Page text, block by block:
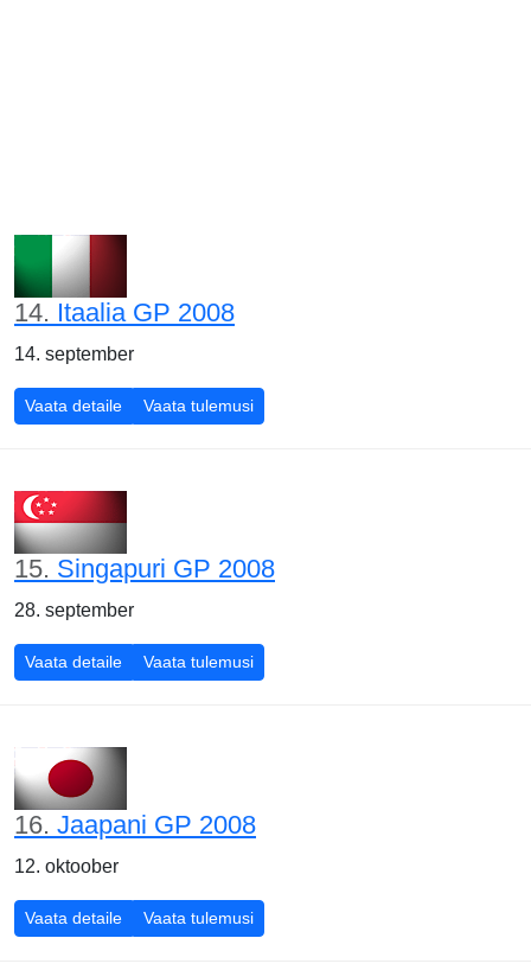
14. Itaalia GP 2008
14. september
Vaata detaileItaalia GP 2008
Vaata tulemusiItaalia GP 2008
15. Singapuri GP 2008
28. september
Vaata detaileSingapuri GP 2008
Vaata tulemusiSingapuri GP 2008
16. Jaapani GP 2008
12. oktoober
Vaata detaileJaapani GP 2008
Vaata tulemusiJaapani GP 2008